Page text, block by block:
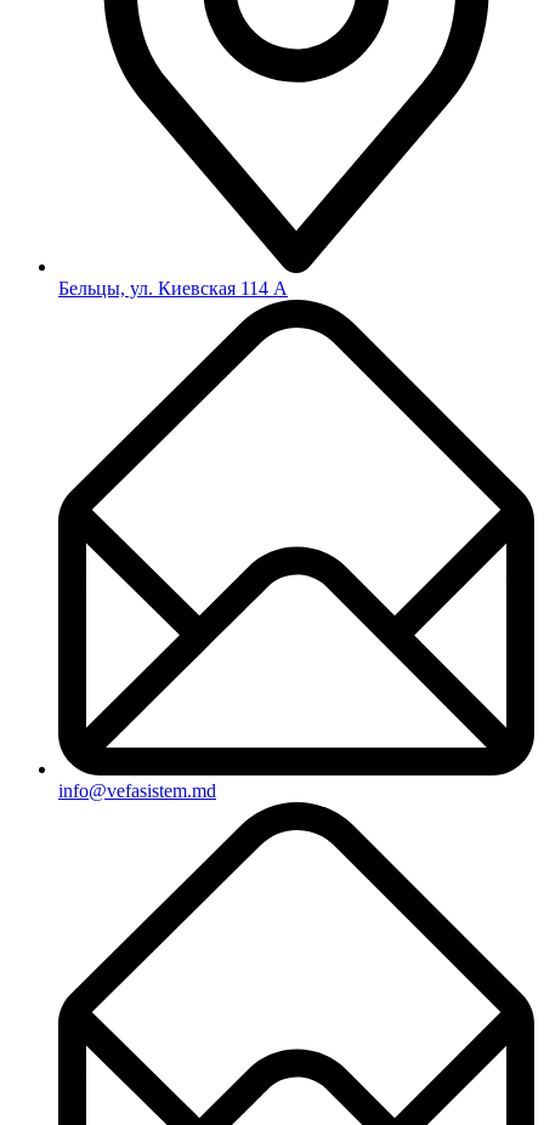
Бельцы, ул. Киевская 114 А
info@vefasistem.md